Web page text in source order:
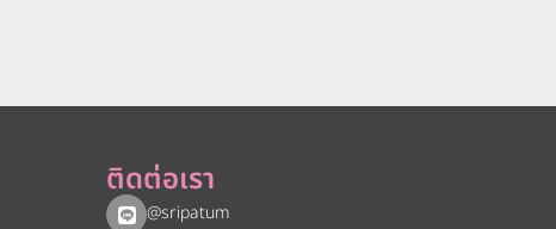
ติดต่อเรา
@sripatum